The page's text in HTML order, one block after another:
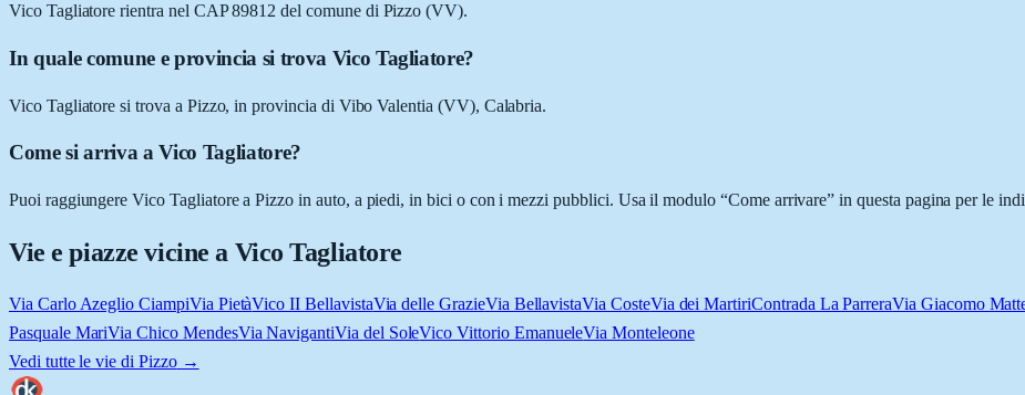
Vico Tagliatore rientra nel CAP 89812 del comune di Pizzo (VV).
In quale comune e provincia si trova Vico Tagliatore?
Vico Tagliatore si trova a Pizzo, in provincia di Vibo Valentia (VV), Calabria.
Come si arriva a Vico Tagliatore?
Puoi raggiungere Vico Tagliatore a Pizzo in auto, a piedi, in bici o con i mezzi pubblici. Usa il modulo “Come arrivare” in questa pagina per le
Vie e piazze vicine a Vico Tagliatore
Via Carlo Azeglio CiampiVia PietàVico II BellavistaVia delle GrazieVia BellavistaVia CosteVia dei MartiriContrada La ParreraVia Giacomo
Pasquale MariVia Chico MendesVia NavigantiVia del SoleVico Vittorio EmanueleVia Monteleone
Vedi tutte le vie di Pizzo→